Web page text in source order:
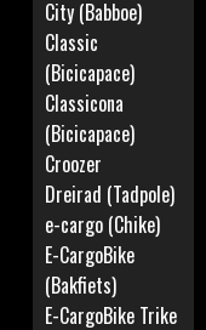
City (Babboe)
Classic
(Bicicapace)
Classicona
(Bicicapace)
Croozer
Dreirad (Tadpole)
e-cargo (Chike)
E-CargoBike
(Bakfiets)
E-CargoBike Trike